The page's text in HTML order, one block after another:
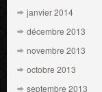
janvier 2014
décembre 2013
novembre 2013
octobre 2013
septembre 2013